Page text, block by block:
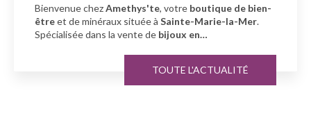
, votreboutique de bien-
Sainte-Marie-la-Mer.
bijoux en…
Amethys'te, votre
minérauxàSainte-